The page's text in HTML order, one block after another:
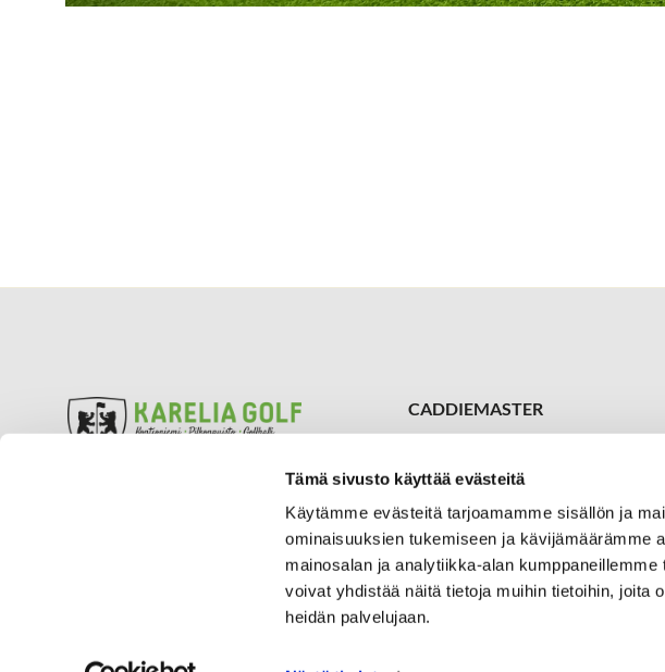
Tämä sivusto käyttää evästeitä
Käytämme evästeitä tarjoamamme sisällön ja
ominaisuuksien tukemiseen ja kävijämäärämme
mainosalan ja analytiikka-alan
voivat yhdistää näitä tietoja muihin tietoihin, joita
heidän palvelujaan.
CADDIEMASTER
Karelia Golf
Vaskiportintie 7
80780 Kontioniemi